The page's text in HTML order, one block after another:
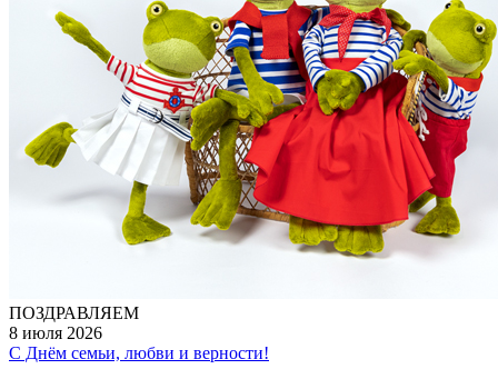
ПОЗДРАВЛЯЕМ
8 июля 2026
С Днём семьи, любви и верности!